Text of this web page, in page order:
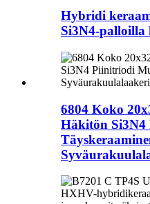
Hybridi
Si3N4-palloilla
6804 Koko
Häkitön